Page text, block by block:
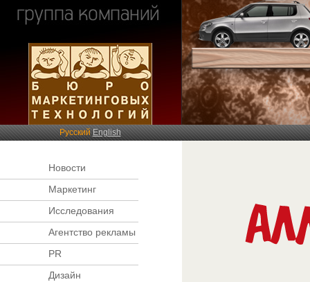
РусскийEnglish
Новости
Маркетинг
Исследования
Агентство рекламы
PR
Дизайн